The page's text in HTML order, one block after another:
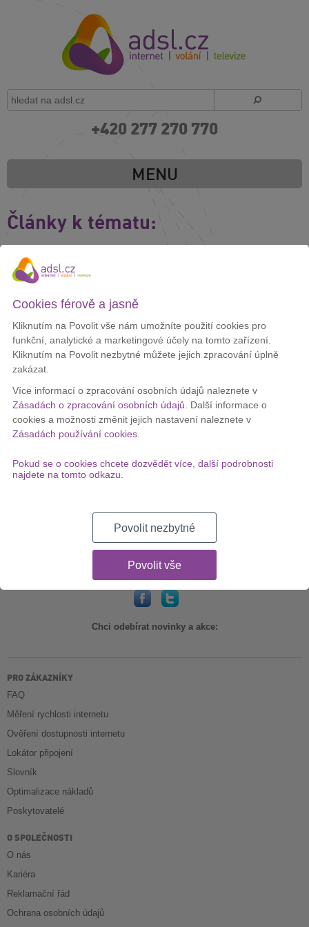
+420 277 270 770
MENU
Články k tématu:
Nová televize O2 TV
Dnešním dnem Telefónica O2 nabízí zcela novou O2 TV. Ta
Levnější O2 TV napořád, v základu 53 programů!
Zobrazit celý článek
O2 TV rozšiřuje nabídku programů
3. 10. 2012
« 1 …
Chci odebírat novinky a akce:
PRO ZÁKAZNÍKY
FAQ
Měření rychlosti internetu
Ověření dostupnosti internetu
Lokátor připojení
Slovník
Optimalizace nákladů
Poskytovatelé
O SPOLEČNOSTI
O nás
Kariéra
Reklamační řád
Ochrana osobních údajů
Cookies férově a jasně
Kliknutím na Povolit vše nám umožníte použití cookies pro
funkční, analytické a marketingové účely na tomto zařízení.
Kliknutím na Povolit nezbytné můžete jejich zpracování úplně
zakázat.
Více informací o zpracování osobních údajů naleznete v
Zásadách o zpracování osobních údajů . Další informace o
cookies a možnosti změnit jejich nastavení naleznete v
Zásadách používání cookies.
Pokud se o cookies chcete dozvědět více, další podrobnosti
najdete na tomto odkazu.
Povolit nezbytné
Povolit vše